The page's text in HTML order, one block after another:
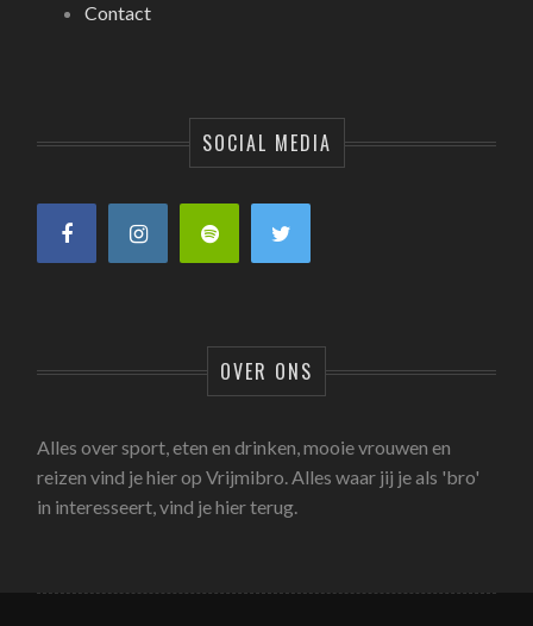
Contact
SOCIAL MEDIA
OVER ONS
Alles over sport, eten en drinken, mooie vrouwen en
reizen vind je hier op Vrijmibro. Alles waar jij je als 'bro'
in interesseert, vind je hier terug.